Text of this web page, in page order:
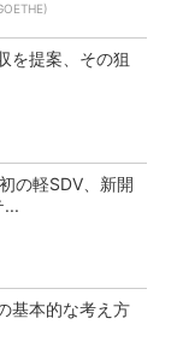
を提案、その狙
の軽SDV、新開
...
基本的な考え方